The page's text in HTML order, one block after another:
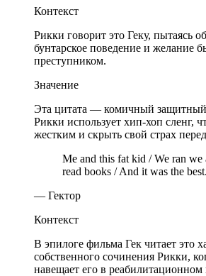
Контекст
Рикки говорит это Геку, пытаясь
бунтарское поведение и желание
преступником.
Значение
Эта цитата — комичный
Рикки использует хип-хоп сленг,
жестким и скрыть свой страх
Me and this fat kid / We ran we
read books / And it was the best.
— Гектор
Контекст
В эпилоге фильма Гек читает это
собственного сочинения Рикки,
навещает его в реабилитационном